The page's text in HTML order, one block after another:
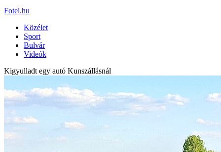
Fotel.hu
Közélet
Sport
Bulvár
Videók
Kigyulladt egy autó Kunszállásnál